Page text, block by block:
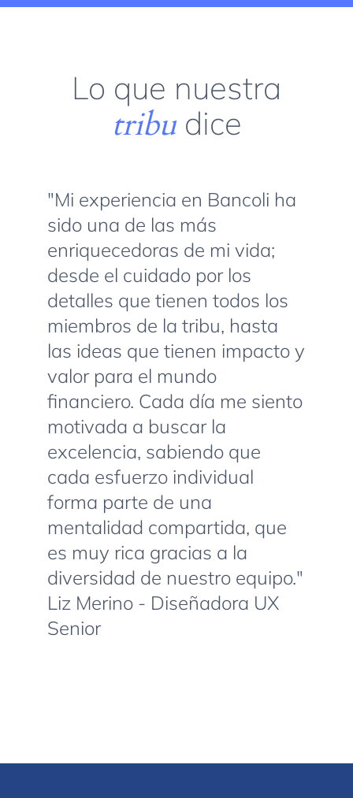
Lo que nuestra
tribudice
"Mi experiencia en Bancoli ha
sido una de las más
enriquecedoras de mi vida;
desde el cuidado por los
detalles que tienen todos los
miembros de la tribu, hasta
las ideas que tienen impacto y
valor para el mundo
financiero. Cada día me siento
motivada a buscar la
excelencia, sabiendo que
cada esfuerzo individual
forma parte de una
mentalidad compartida, que
es muy rica gracias a la
diversidad de nuestro equipo."
Liz Merino - Diseñadora UX
Senior